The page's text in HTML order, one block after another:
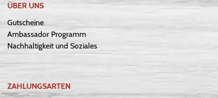
ÜBER UNS
Gutscheine
Ambassador Programm
Nachhaltigkeit und Soziales
ZAHLUNGSARTEN